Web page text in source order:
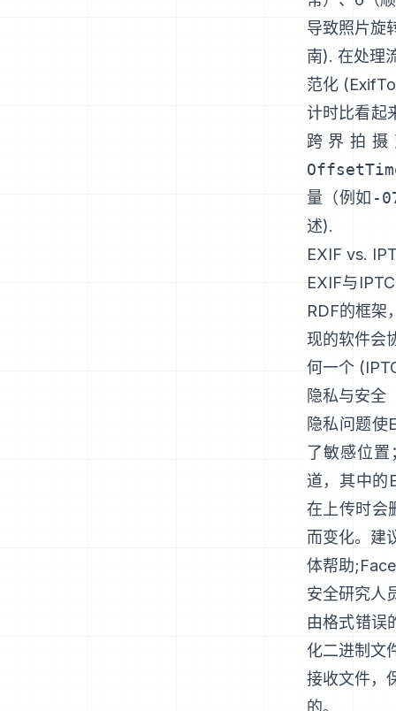
导致照片旋
南). 在处理
范化 (
计时比看起
跨界拍
量（例如 -
述).
EXIF vs.
EXIF与
RDF的框架
现的软件会
何一个 (
隐私与安全
隐私问题使
了敏感位
道，其中的
在上传时会
而变化。建
体帮助;
安全研究人
由格式错误
化二进制文
接收文件，
的。